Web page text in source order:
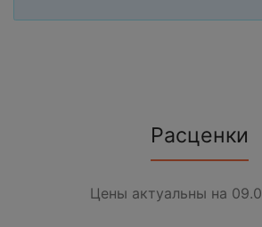
Расценки
Цены актуальны на